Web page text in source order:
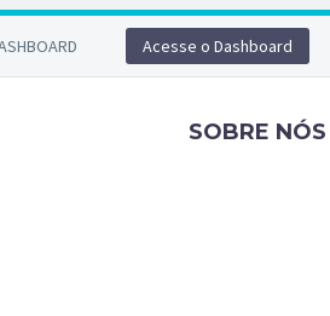
Acesse o Dashboard
SOBRE NÓS